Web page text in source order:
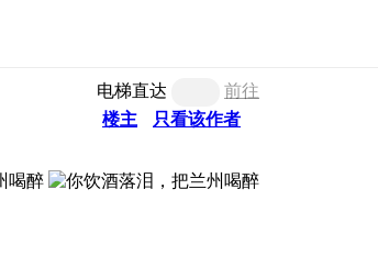
电梯直达
前往
楼主
只看该作者